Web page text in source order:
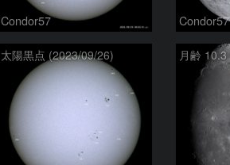
Condor57 Condor57
太陽黒点 (2023/09/26) 月齢 10.3